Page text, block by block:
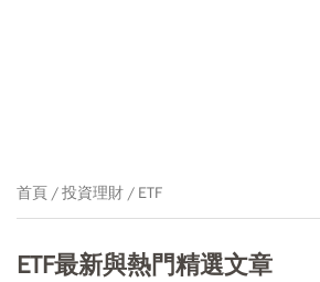
首頁 投資理財 ETF
ETF最新與熱門精選文章